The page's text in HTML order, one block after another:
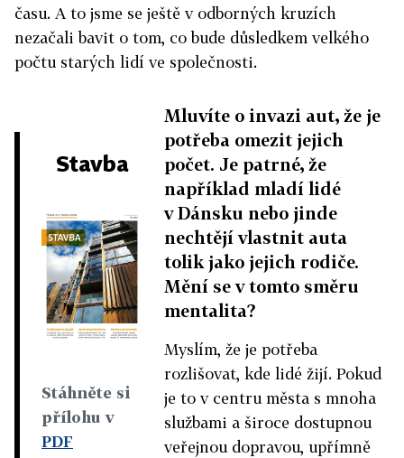
času. A to jsme se ještě v odborných kruzích
nezačali bavit o tom, co bude důsledkem velkého
počtu starých lidí ve společnosti.
Stavba
Stáhněte si
přílohu v
PDF
Mluvíte o invazi aut, že je
potřeba omezit jejich
počet. Je patrné, že
například mladí lidé
v Dánsku nebo jinde
nechtějí vlastnit auta
tolik jako jejich rodiče.
Mění se v tomto směru
mentalita?
Myslím, že je potřeba
rozlišovat, kde lidé žijí. Pokud
je to v centru města s mnoha
službami a široce dostupnou
veřejnou dopravou, upřímně